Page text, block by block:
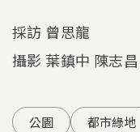
採訪 曾思龍
攝影 葉鎮中 陳志昌
公園 都市綠地